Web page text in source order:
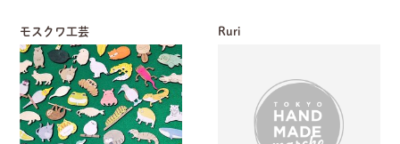
モスクワ工芸 Ruri
共有方法を選択